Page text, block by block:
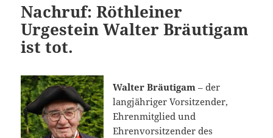
Nachruf: Röthleiner
Urgestein Walter Bräutigam
ist tot.
Walter Bräutigam– der
langjähriger Vorsitzender,
Ehrenmitglied und
Ehrenvorsitzender des